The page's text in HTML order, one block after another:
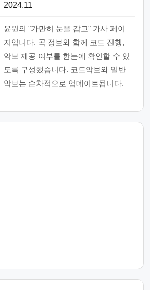
2024.11
윤원의 "가만히 눈을 감고" 가사 페이
지입니다. 곡 정보와 함께 코드 진행,
악보 제공 여부를 한눈에 확인할 수 있
도록 구성했습니다. 코드악보와 일반
악보는 순차적으로 업데이트됩니다.